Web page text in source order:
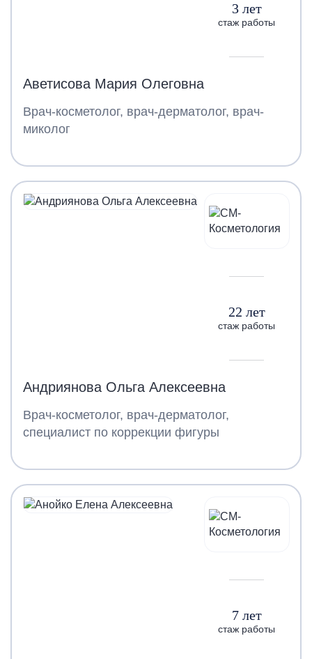
3 лет
стаж работы
Аветисова Мария Олеговна
Врач-косметолог, врач-дерматолог, врач-
миколог
22 лет
стаж работы
Андриянова Ольга Алексеевна
Врач-косметолог, врач-дерматолог,
специалист по коррекции фигуры
7 лет
стаж работы